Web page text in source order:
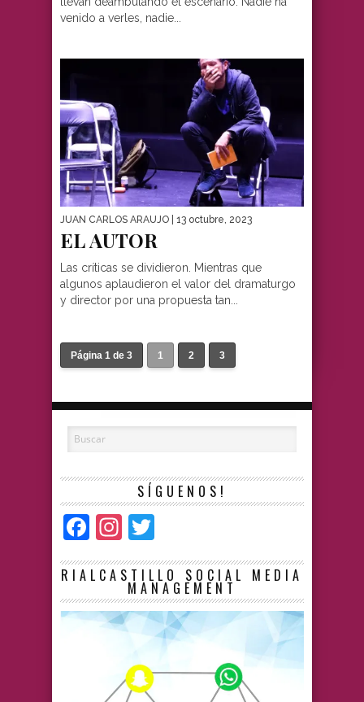
venido a verles, nadie...
JUAN CARLOS ARAUJO | 13 octubre, 2023
EL AUTOR
Las críticas se dividieron. Mientras que
algunos aplaudieron el valor del dramaturgo
y director por una propuesta tan...
Página 1 de 3 1 2 3
SÍGUENOS!
Facebook
Instagram
RIALCASTILLO SOCIAL MEDIA
MANAGEMENT